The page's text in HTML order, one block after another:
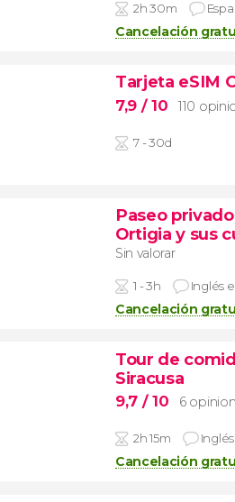
2h 30m
Cancelación
Tarjeta eSIM
7,9 / 10 110
7 - 30d
Paseo
Ortigia y sus
Sin valorar
1 - 3h Inglés
Cancelación
Tour de
Siracusa
9,7 / 10 6
2h 15m Inglés
Cancelación